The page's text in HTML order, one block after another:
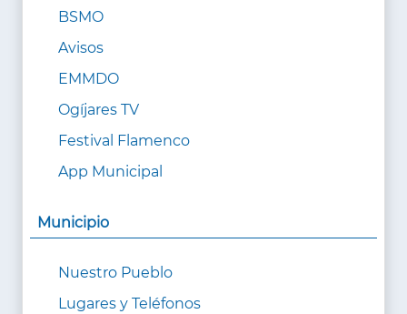
BSMO
Avisos
EMMDO
Ogíjares TV
Festival Flamenco
App Municipal
Municipio
Nuestro Pueblo
Lugares y Teléfonos